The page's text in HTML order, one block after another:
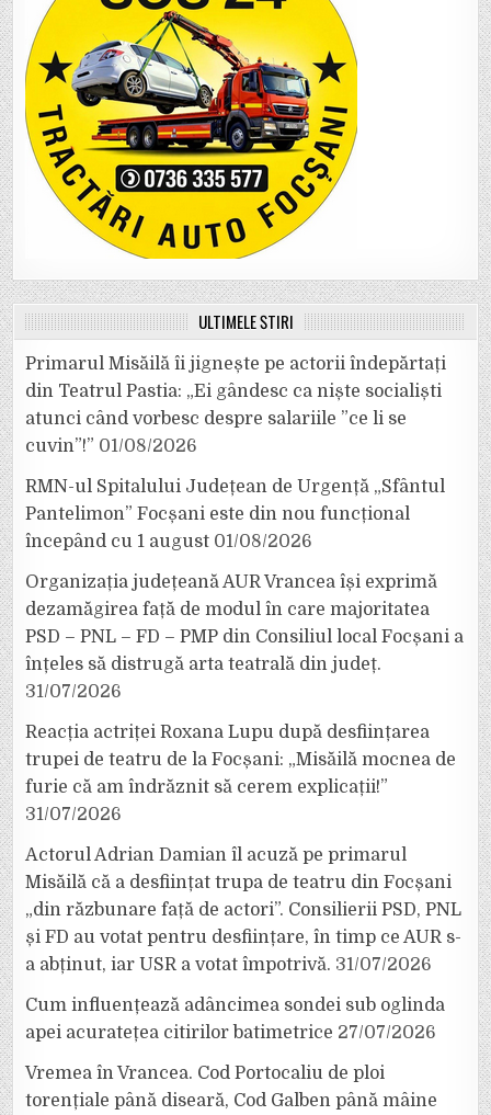
ULTIMELE ȘTIRI
Primarul Misăilă îi jignește pe actorii îndepărtați
din Teatrul Pastia: „Ei gândesc ca niște socialiști
atunci când vorbesc despre salariile ”ce li se
cuvin”!” 01/08/2026
RMN-ul Spitalului Județean de Urgență „Sfântul
Pantelimon” Focșani este din nou funcțional
începând cu 1 august 01/08/2026
Organizația județeană AUR Vrancea își exprimă
dezamăgirea față de modul în care majoritatea
PSD – PNL – FD – PMP din Consiliul local Focșani a
înțeles să distrugă arta teatrală din județ.
31/07/2026
Reacția actriței Roxana Lupu după desființarea
trupei de teatru de la Focșani: „Misăilă mocnea de
furie că am îndrăznit să cerem explicații!”
31/07/2026
Actorul Adrian Damian îl acuză pe primarul
Misăilă că a desființat trupa de teatru din Focșani
„din răzbunare față de actori”. Consilierii PSD, PNL
și FD au votat pentru desființare, în timp ce AUR s-
a abținut, iar USR a votat împotrivă. 31/07/2026
Cum influențează adâncimea sondei sub oglinda
apei acuratețea citirilor batimetrice 27/07/2026
Vremea în Vrancea. Cod Portocaliu de ploi
torențiale până diseară, Cod Galben până mâine